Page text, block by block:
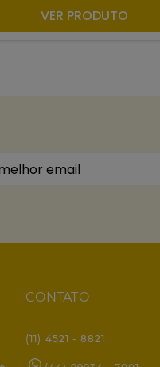
ADICIONAR À SACOLA
VER PRODUTO
CONTATO
(11) 4521 - 8821